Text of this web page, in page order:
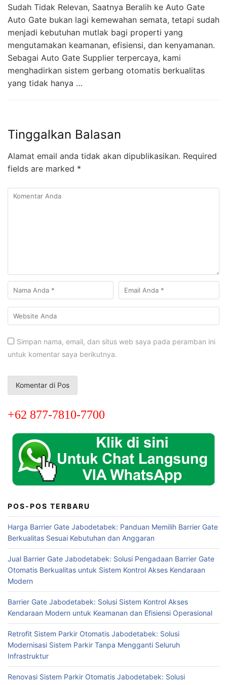
Sudah Tidak Relevan, Saatnya Beralih ke Auto Gate
Auto Gate bukan lagi kemewahan semata, tetapi sudah
menjadi kebutuhan mutlak bagi properti yang
mengutamakan keamanan, efisiensi, dan kenyamanan.
Sebagai Auto Gate Supplier terpercaya, kami
menghadirkan sistem gerbang otomatis berkualitas
yang tidak hanya …
Tinggalkan Balasan
Alamat email anda tidak akan dipublikasikan. Required
fields are marked *
Simpan nama, email, dan situs web saya pada peramban ini
untuk komentar saya berikutnya.
+62 877-7810-7700
POS-POS TERBARU
Harga Barrier Gate Jabodetabek: Panduan Memilih Barrier Gate
Berkualitas Sesuai Kebutuhan dan Anggaran
Jual Barrier Gate Jabodetabek: Solusi Pengadaan Barrier Gate
Otomatis Berkualitas untuk Sistem Kontrol Akses Kendaraan
Modern
Barrier Gate Jabodetabek: Solusi Sistem Kontrol Akses
Kendaraan Modern untuk Keamanan dan Efisiensi Operasional
Retrofit Sistem Parkir Otomatis Jabodetabek: Solusi
Modernisasi Sistem Parkir Tanpa Mengganti Seluruh
Infrastruktur
Renovasi Sistem Parkir Otomatis Jabodetabek: Solusi